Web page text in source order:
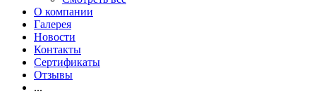
О компании
Галерея
Новости
Контакты
Сертификаты
Отзывы
...